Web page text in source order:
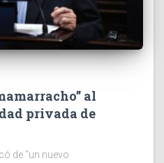
al
privada de
de “un nuevo